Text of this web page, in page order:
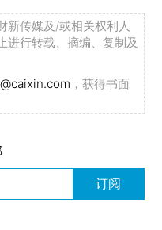
新传媒及/或相关权利人
进行转载、摘编、复制及
，获得书面
订阅